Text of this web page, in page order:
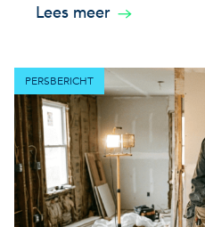
Lees meer
PERSBERICHT